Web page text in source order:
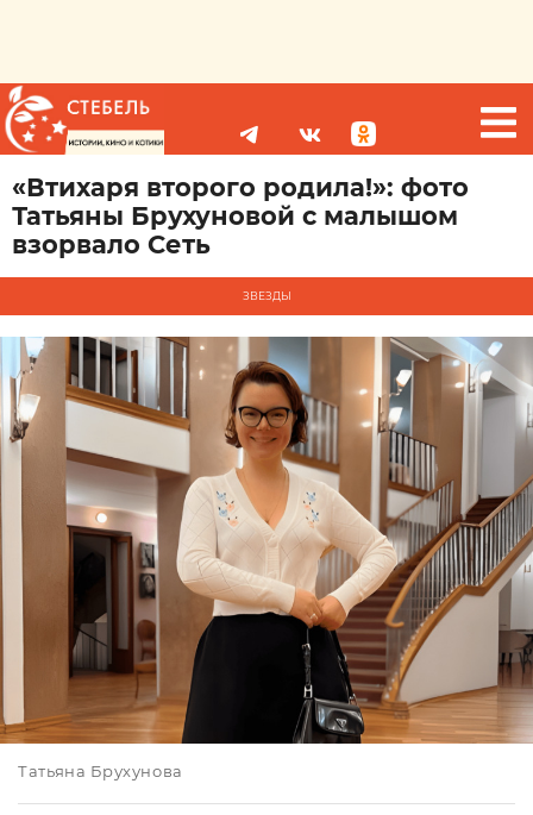
«Втихаря второго родила!»: фото
Татьяны Брухуновой с малышом
взорвало Сеть
ЗВЕЗДЫ
Татьяна Брухунова